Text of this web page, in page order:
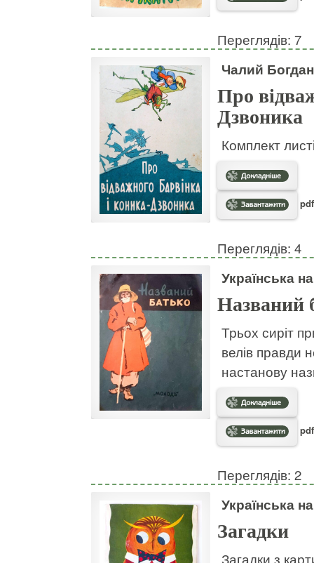
Переглядів: 7
Чалий
Про
Дзвоника
Комплект
Переглядів: 4
Українська
Названий
Трьох сиріт
велів правди
настанову
Переглядів: 2
Українська
Загадки
Загадки з